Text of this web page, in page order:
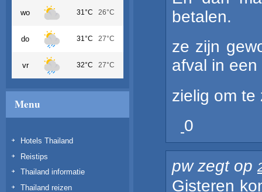
wo 31°C 26°C
do 31°C 27°C
vr 32°C 27°C
Menu
Hotels Thailand
Reistips
Thailand informatie
Thailand reizen
betalen.
ze zijn
afval in
zielig om te
0
pw zegt op
Gisteren